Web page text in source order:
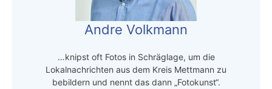
Andre Volkmann
…knipst oft Fotos in Schräglage, um die
Lokalnachrichten aus dem Kreis Mettmann zu
bebildern und nennt das dann „Fotokunst“.